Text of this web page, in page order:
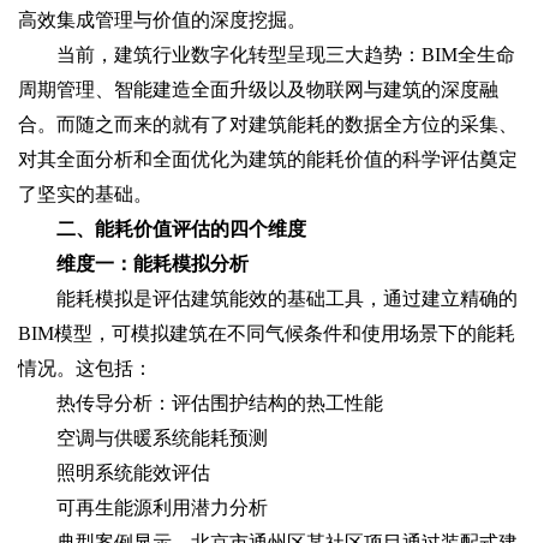
高效集成管理与价值的深度挖掘。
当前，建筑行业数字化转型呈现三大趋势：BIM全生命
周期管理、智能建造全面升级以及物联网与建筑的深度融
合。而随之而来的就有了对建筑能耗的数据全方位的采集、
对其全面分析和全面优化为建筑的能耗价值的科学评估奠定
了坚实的基础。
二、能耗价值评估的四个维度
维度一：能耗模拟分析
能耗模拟是评估建筑能效的基础工具，通过建立精确的
BIM模型，可模拟建筑在不同气候条件和使用场景下的能耗
情况。这包括：
热传导分析：评估围护结构的热工性能
空调与供暖系统能耗预测
照明系统能效评估
可再生能源利用潜力分析